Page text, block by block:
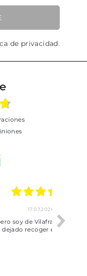
de privacidad.
y no me ha